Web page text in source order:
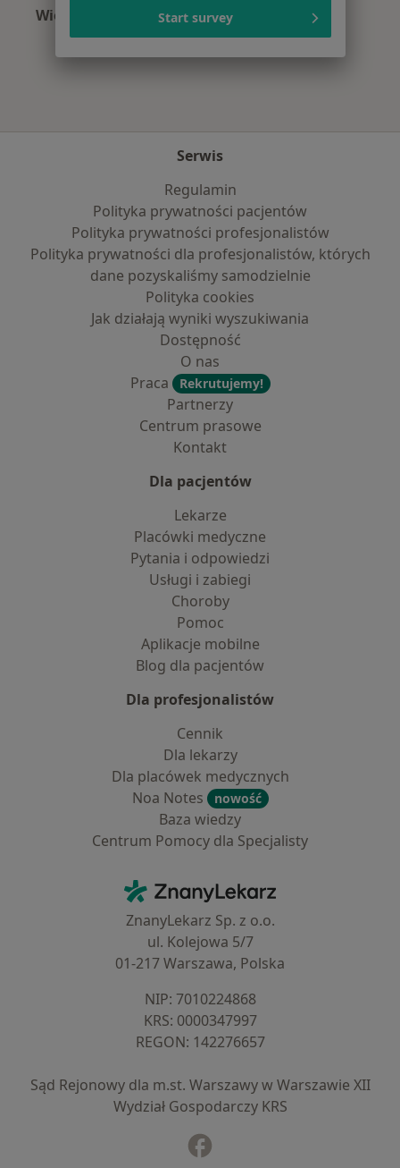
Więcej (15)
Więcej w kategorii: Najczęście leczone
Serwis
Regulamin
Polityka prywatności pacjentów
Polityka prywatności profesjonalistów
Polityka prywatności dla profesjonalistów, których
dane pozyskaliśmy samodzielnie
Polityka cookies
Jak działają wyniki wyszukiwania
Dostępność
O nas
Praca
Rekrutujemy!
Partnerzy
Centrum prasowe
Kontakt
Dla pacjentów
Lekarze
Placówki medyczne
Pytania i odpowiedzi
Usługi i zabiegi
Choroby
Pomoc
Aplikacje mobilne
Blog dla pacjentów
Dla profesjonalistów
Cennik
Dla lekarzy
Dla placówek medycznych
Noa Notes
nowość
Baza wiedzy
Centrum Pomocy dla Specjalisty
ZnanyLekarz - Strona główna
ZnanyLekarz Sp. z o.o.
ul. Kolejowa 5/7
01-217 Warszawa, Polska
NIP: ⁠7010224868
KRS: ⁠0000347997
REGON: ⁠142276657
Sąd Rejonowy dla m.st. Warszawy w Warszawie XII
Wydział Gospodarczy KRS
Start survey